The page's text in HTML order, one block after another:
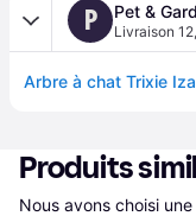
P Pet &
Livraison
Arbre à chat Trixie
Produits
Nous avons choisi